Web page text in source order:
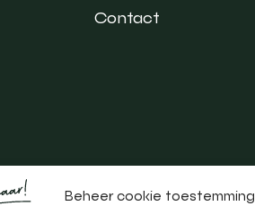
Beheer cookie toestemming
Contact